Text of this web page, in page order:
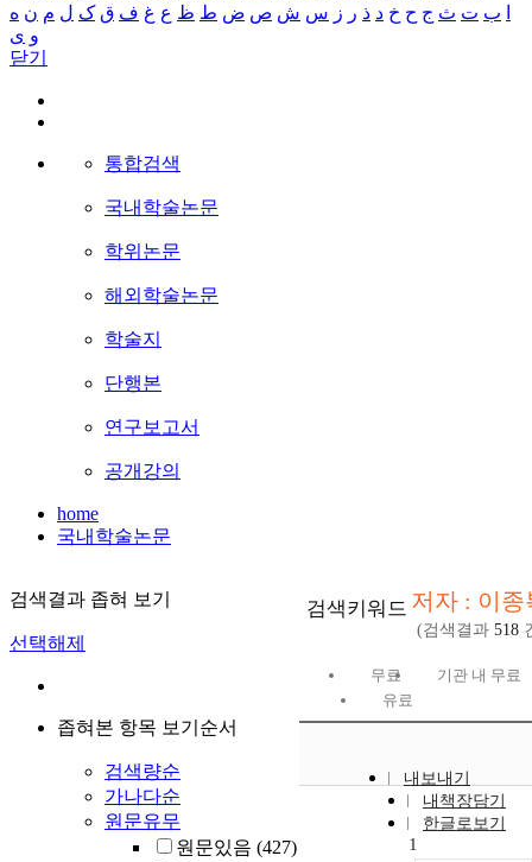
ب ت ث ج ح خ د ذ ر ز س ش ص ض ط ظ ع غ ف ق ک ل م ن ه
و ی
닫기
통합검색
국내학술논문
학위논문
해외학술논문
학술지
단행본
연구보고서
공개강의
home
국내학술논문
검색결과 좁혀 보기
선택해제
좁혀본 항목 보기순서
검색량순
가나다순
원문유무
원문있음 (427)
검색키워드 저자 : 이종
(검색결과 518
무료
기관 내 무료
유료
내보내기
내책장담기
한글로보기
1